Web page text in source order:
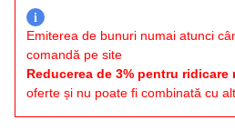
i
Emiterea de bunuri numai atunci
comandă pe site
Reducerea de 3% pentru ridicare
oferte și nu poate fi combinată cu